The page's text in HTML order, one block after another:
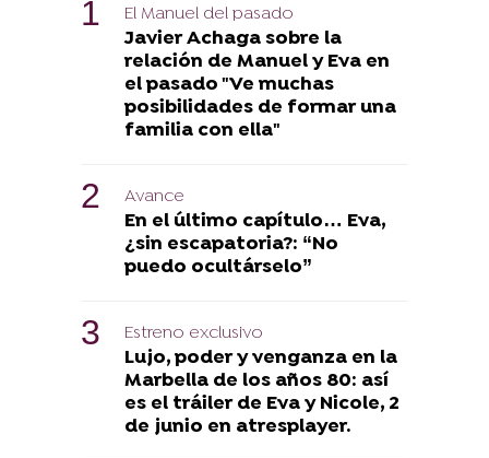
El Manuel del pasado
Javier Achaga sobre la
relación de Manuel y Eva en
el pasado "Ve muchas
posibilidades de formar una
familia con ella"
Avance
En el último capítulo… Eva,
¿sin escapatoria?: “No
puedo ocultárselo”
Estreno exclusivo
Lujo, poder y venganza en la
Marbella de los años 80: así
es el tráiler de Eva y Nicole, 2
de junio en atresplayer.